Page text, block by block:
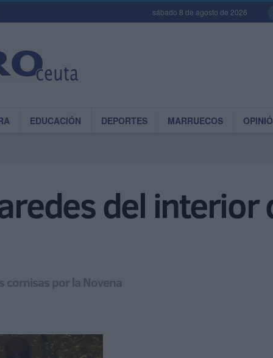
sábado 8 de agosto de 2026
EDUCACIÓN DEPORTES MARRUECOS
del interior
cornisas por la Novena